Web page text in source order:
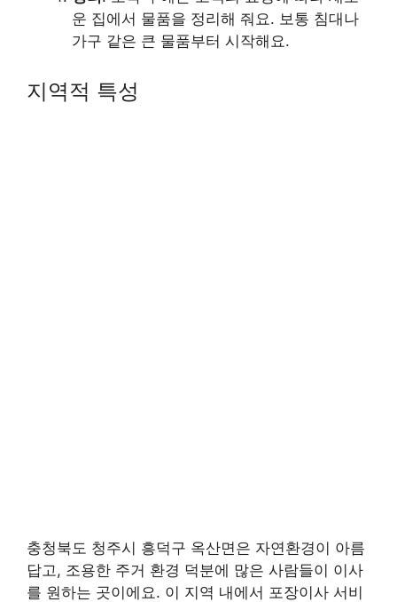
운 집에서 물품을 정리해 줘요. 보통 침대나
가구 같은 큰 물품부터 시작해요.
지역적 특성
충청북도 청주시 흥덕구 옥산면은 자연환경이 아름
답고, 조용한 주거 환경 덕분에 많은 사람들이 이사
를 원하는 곳이에요. 이 지역 내에서 포장이사 서비